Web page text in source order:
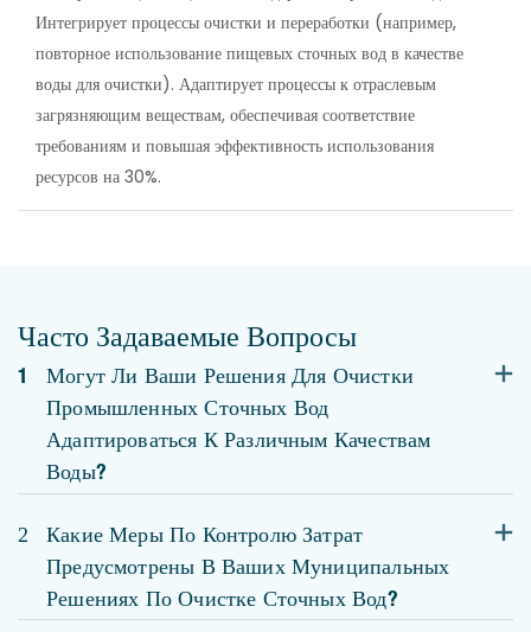
Интегрирует процессы очистки и переработки (например,
повторное использование пищевых сточных вод в качестве
воды для очистки). Адаптирует процессы к отраслевым
загрязняющим веществам, обеспечивая соответствие
требованиям и повышая эффективность использования
ресурсов на 30%.
Часто Задаваемые Вопросы
1
Могут Ли Ваши Решения Для Очистки
Промышленных Сточных Вод
Адаптироваться К Различным Качествам
Воды?
2
Какие Меры По Контролю Затрат
Предусмотрены В Ваших Муниципальных
Решениях По Очистке Сточных Вод?